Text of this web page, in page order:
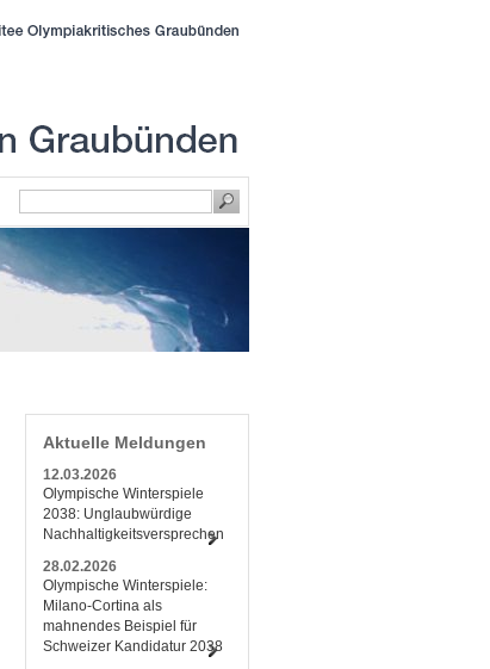
Aktuelle Meldungen
12.03.2026
Olympische Winterspiele
2038: Unglaubwürdige
Nachhaltigkeitsversprechen
28.02.2026
Olympische Winterspiele:
Milano-Cortina als
mahnendes Beispiel für
Schweizer Kandidatur 2038